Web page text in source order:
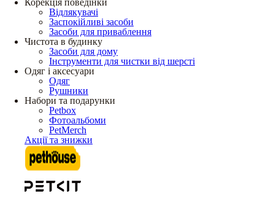
Корекція поведінки
Відлякувачі
Заспокійливі засоби
Засоби для приваблення
Чистота в будинку
Засоби для дому
Інструменти для чистки від шерсті
Одяг і аксесуари
Одяг
Рушники
Набори та подарунки
Petbox
Фотоальбоми
PetMerch
Акції та знижки